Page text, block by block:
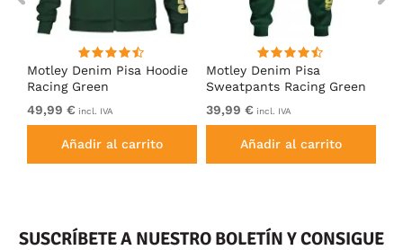
Motley Denim Pisa Hoodie
Racing Green
49,99 € incl. IVA
Añadir al carrito
Motley Denim Pisa
Sweatpants Racing Green
39,99 € incl. IVA
Añadir al carrito
SUSCRÍBETE A NUESTRO BOLETÍN Y CONSIGUE